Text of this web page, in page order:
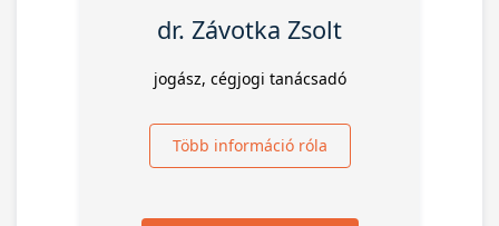
dr. Závotka Zsolt
jogász, cégjogi tanácsadó
Több információ róla